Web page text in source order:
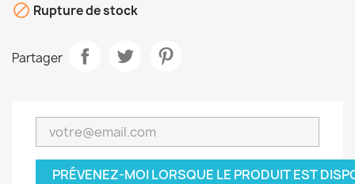
 Rupture de stock
Partager
PRÉVENEZ-MOI LORSQUE LE PRODUIT EST